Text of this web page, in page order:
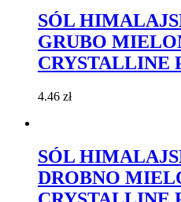
SÓL
GRUBO
CRYSTALLINE
4.46 zł
SÓL
DROBNO